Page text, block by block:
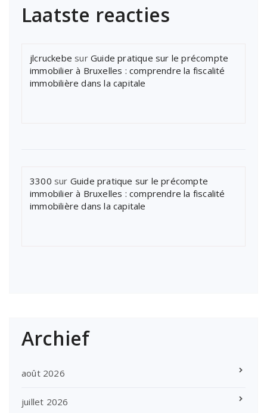
Laatste reacties
jlcruckebe sur Guide pratique sur le précompte
immobilier à Bruxelles : comprendre la fiscalité
immobilière dans la capitale
3300 sur Guide pratique sur le précompte
immobilier à Bruxelles : comprendre la fiscalité
immobilière dans la capitale
Archief
août 2026
juillet 2026